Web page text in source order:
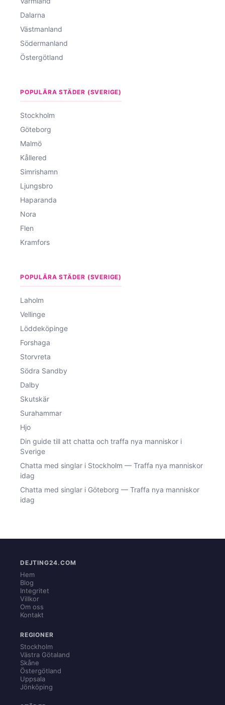
Dalarna
Västmanland
Södermanland
Östergötland
POPULÄRA STÄDER (SVERIGE)
Stockholm
Göteborg
Malmö
Kållered
Simrishamn
Ljungsbro
Haparanda
Nora
Flen
Kramfors
POPULÄRA STÄDER (SVERIGE)
Laholm
Vellinge
Löddeköpinge
Forshaga
Storvreta
Södra Sandby
Dalby
Skutskär
Surahammar
Hjo
Din guide till att chatta och traffa nya manniskor i
Sverige
Chatta med singlar i Stockholm — Traffa nya manniskor
idag
Chatta med singlar i Göteborg — Traffa nya manniskor
idag
DEJTING24.COM
Hem
Blog
Integritet
Villkor
Om oss
Kontakt
REGIONER
Stockholm
Västra Götaland
Skåne
Östergötland
Uppsala
Jönköping